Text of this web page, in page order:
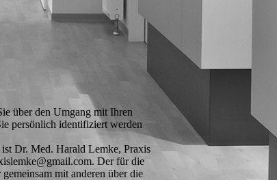
über den Umgang mit Ihren
persönlich identifiziert werden
Dr. Med. Harald Lemke, Praxis
Der für die
mit anderen über die